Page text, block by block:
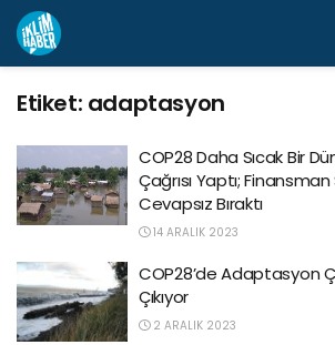
Etiket: adaptasyon
COP28 Daha Sıcak Bir
Çağrısı Yaptı;
Cevapsız Bıraktı
14 ARALIK 2023
COP28’de Adaptasyon
Çıkıyor
2 ARALIK 2023